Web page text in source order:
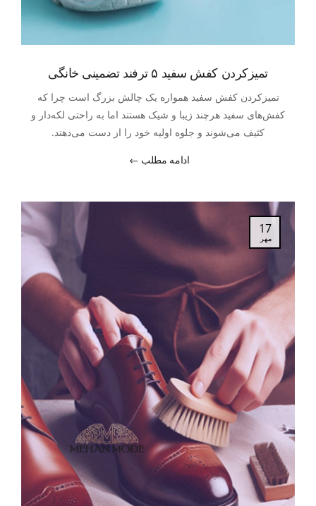
تمیزکردن کفش سفید ۵ ترفند تضمینی خانگی
تمیزکردن کفش سفید همواره یک چالش بزرگ است چرا که
کفش‌های سفید هرچند زیبا و شیک هستند اما به راحتی لکه‌دار و
کثیف می‌شوند و جلوه‌ اولیه خود را از دست می‌دهند.
ادامه مطلب
17
مهر